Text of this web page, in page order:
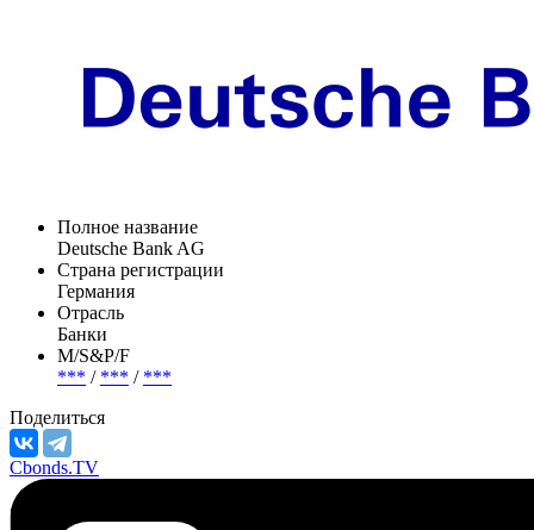
Полное название
Deutsche Bank AG
Страна регистрации
Германия
Отрасль
Банки
М/S&P/F
*** / *** / ***
Поделиться
Cbonds.TV